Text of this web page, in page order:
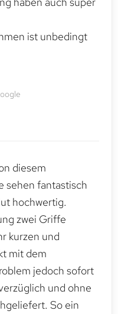
ist unbedingt
diesem
sehen fantastisch
hochwertig.
zwei Griffe
kurzen und
mit dem
jedoch sofort
und ohne
So ein